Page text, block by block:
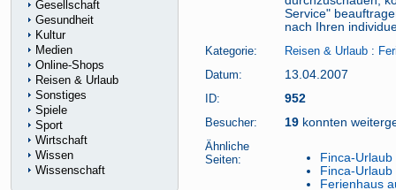
Service"
nach Ihren
Kategorie:
Reisen & Urlaub :
Datum:
13.04.2007
ID:
952
Besucher:
19 konnten
Ähnliche
Seiten:
Finca-
Finca-
Ferienhaus
Gesellschaft
Gesundheit
Kultur
Medien
Online-Shops
Reisen & Urlaub
Sonstiges
Spiele
Sport
Wirtschaft
Wissen
Wissenschaft